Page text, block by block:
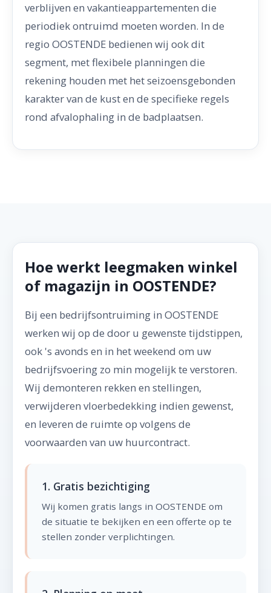
verblijven en vakantieappartementen die
periodiek ontruimd moeten worden. In de
regio OOSTENDE bedienen wij ook dit
segment, met flexibele planningen die
rekening houden met het seizoensgebonden
karakter van de kust en de specifieke regels
rond afvalophaling in de badplaatsen.
Hoe werkt leegmaken winkel
of magazijn in OOSTENDE?
Bij een bedrijfsontruiming in OOSTENDE
werken wij op de door u gewenste tijdstippen,
ook 's avonds en in het weekend om uw
bedrijfsvoering zo min mogelijk te verstoren.
Wij demonteren rekken en stellingen,
verwijderen vloerbedekking indien gewenst,
en leveren de ruimte op volgens de
voorwaarden van uw huurcontract.
1. Gratis bezichtiging
Wij komen gratis langs in OOSTENDE om
de situatie te bekijken en een offerte op te
stellen zonder verplichtingen.